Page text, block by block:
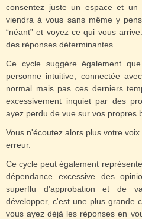
consentez juste un espace et un
viendra à vous sans même y
“néant” et voyez ce qui vous
des réponses déterminantes.
Ce cycle suggère également
personne intuitive, connectée
normal mais pas ces derniers
excessivement inquiet par des
ayez perdu de vue sur vos propres
Vous n'écoutez alors plus votre
erreur.
Ce cycle peut également
dépendance excessive des
superflu d'approbation et de
développer, c'est une plus grande
vous ayez déjà les réponses en